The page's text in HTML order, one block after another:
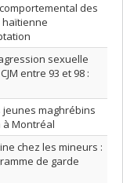
des
sexuelle
entre 93 et 98 :
maghrébins
Montréal
chez les mineurs :
de garde